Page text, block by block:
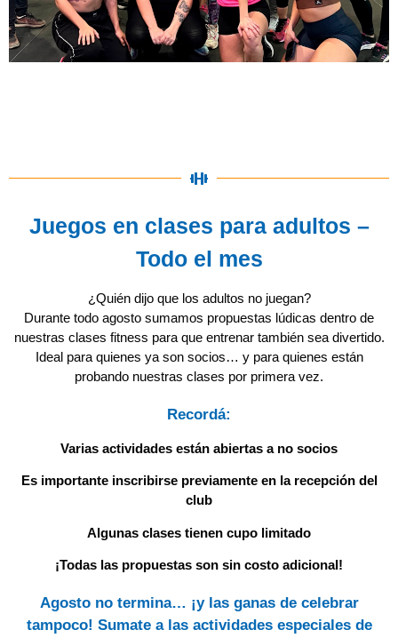
Juegos en clases para adultos –
Todo el mes
¿Quién dijo que los adultos no juegan?
Durante todo agosto sumamos propuestas lúdicas dentro de
nuestras clases fitness para que entrenar también sea divertido.
Ideal para quienes ya son socios… y para quienes están
probando nuestras clases por primera vez.
Recordá:
Varias actividades están abiertas a no socios
Es importante inscribirse previamente en la recepción del
club
Algunas clases tienen cupo limitado
¡Todas las propuestas son sin costo adicional!
Agosto no termina… ¡y las ganas de celebrar
tampoco! Sumate a las actividades especiales de